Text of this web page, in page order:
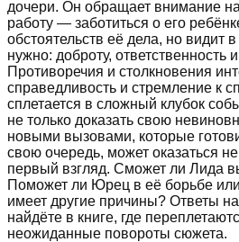
дочери. Он обращает внимание
работу — заботиться о его
обстоятельств её дела, но видит
нужно: доброту, ответственность
Противоречия и столкновения
справедливость и стремление к
сплетается в сложный клубок
не только доказать свою
новыми вызовами, которые
свою очередь, может оказаться
первый взгляд. Сможет ли Лида
Поможет ли Юрец в её борьбе или
имеет другие причины? Ответы
найдёте в книге, где
неожиданные повороты сюжета.